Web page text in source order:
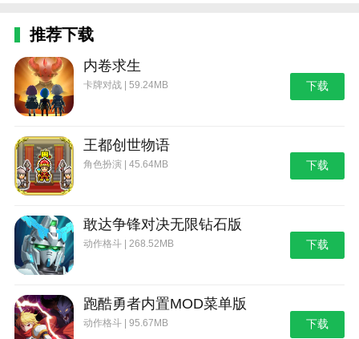
推荐下载
内卷求生
卡牌对战 | 59.24MB 下载
王都创世物语
角色扮演 | 45.64MB 下载
敢达争锋对决无限钻石版
动作格斗 | 268.52MB 下载
跑酷勇者内置MOD菜单版
动作格斗 | 95.67MB 下载